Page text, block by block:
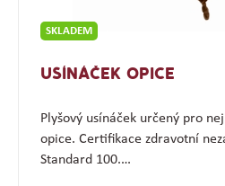
SKLADEM
USÍNÁČEK OPICE
Plyšový usínáček určený pro
opice. Certifikace zdravotní
Standard 100.…